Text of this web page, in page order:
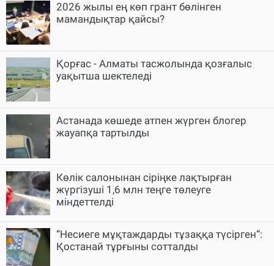
2026 жылы ең көп грант бөлінген
мамандықтар қайсы?
Қорғас - Алматы тасжолында қозғалыс
уақытша шектеледі
Астанада көшеде атпен жүрген блогер
жауапқа тартылды
Көлік салонынан сіріңке лақтырған
жүргізуші 1,6 млн теңге төлеуге
міндеттелді
“Несиеге мұқтаждарды тұзаққа түсірген“:
Қостанай тұрғыны сотталды